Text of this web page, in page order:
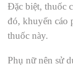
Đặc biệt, thuốc
đó, khuyến cáo
thuốc này.
Phụ nữ nên sử